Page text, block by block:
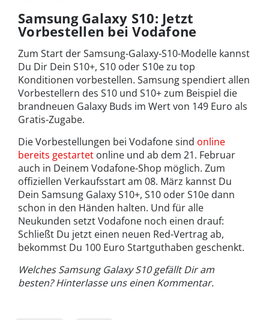
Samsung Galaxy S10: Jetzt
Vorbestellen bei Vodafone
Zum Start der Samsung-Galaxy-S10-Modelle kannst
Du Dir Dein S10+, S10 oder S10e zu top
Konditionen vorbestellen. Samsung spendiert allen
Vorbestellern des S10 und S10+ zum Beispiel die
brandneuen Galaxy Buds im Wert von 149 Euro als
Gratis-Zugabe.
Die Vorbestellungen bei Vodafone sind online
bereits gestartet online und ab dem 21. Februar
auch in Deinem Vodafone-Shop möglich. Zum
offiziellen Verkaufsstart am 08. März kannst Du
Dein Samsung Galaxy S10+, S10 oder S10e dann
schon in den Händen halten. Und für alle
Neukunden setzt Vodafone noch einen drauf:
Schließt Du jetzt einen neuen Red-Vertrag ab,
bekommst Du 100 Euro Startguthaben geschenkt.
Welches Samsung Galaxy S10 gefällt Dir am
besten? Hinterlasse uns einen Kommentar.